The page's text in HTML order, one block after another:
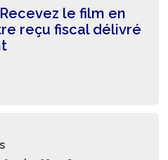
le film en
reçu fiscal délivré